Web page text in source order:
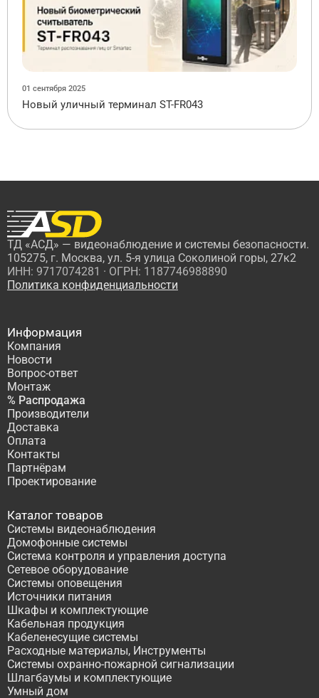
01 сентября 2025
Новый уличный терминал ST-FR043
ТД «АСД» — видеонаблюдение и системы безопасности.
105275, г. Москва, ул. 5-я улица Соколиной горы, 27к2
ИНН: 9717074281 · ОГРН: 1187746988890
Политика конфиденциальности
Информация
Компания
Новости
Вопрос-ответ
Монтаж
% Распродажа
Производители
Доставка
Оплата
Контакты
Партнёрам
Проектирование
Каталог товаров
Системы видеонаблюдения
Домофонные системы
Система контроля и управления доступа
Сетевое оборудование
Системы оповещения
Источники питания
Шкафы и комплектующие
Кабельная продукция
Кабеленесущие системы
Расходные материалы, Инструменты
Системы охранно-пожарной сигнализации
Шлагбаумы и комплектующие
Умный дом